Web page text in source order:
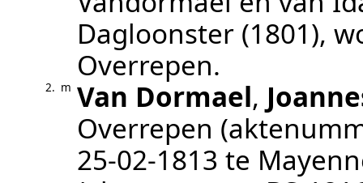
Dagloonster (1801),
Overrepen.
2. m Van Dormael,
Overrepen
25‑02‑1813 te